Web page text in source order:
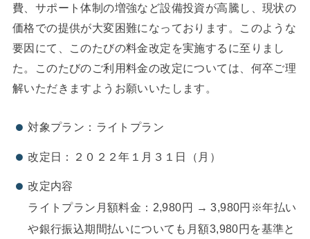
費、サポート体制の増強など設備投資が高騰し、現状の
価格での提供が大変困難になっております。このような
要因にて、このたびの料金改定を実施するに至りまし
た。このたびのご利用料金の改定については、何卒ご理
解いただきますようお願いいたします。
対象プラン：ライトプラン
改定日：２０２２年１月３１日（月）
改定内容
ライトプラン月額料金：2,980円 → 3,980円※年払い
や銀行振込期間払いについても月額3,980円を基準と